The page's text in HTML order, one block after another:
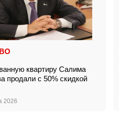
квартиру Салима
продали с 50% скидкой
2026